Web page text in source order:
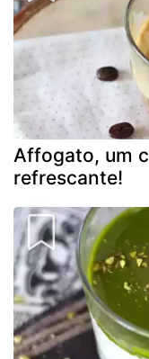
Affogato, um
refrescante!